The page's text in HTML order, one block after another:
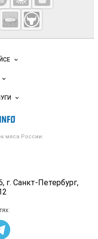
мяса России.
г. Санкт-Петербург,
данных